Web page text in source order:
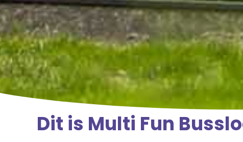
Dit is Multi Fun